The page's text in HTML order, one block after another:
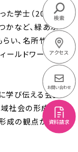
検索
アクセス
お問い合わせ
資料請求
た学士（2013
かなど、緑あふ
い、名所竹の
ールドワークを
び伝える会」
社会の形成、
成の観点から